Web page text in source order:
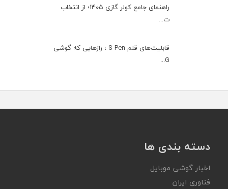
راهنمای جامع کولر گازی ۱۴۰۵؛ از انتخاب
ت...
قابلیت‌های قلم S Pen ؛ رازهایی که گوشی
G...
دسته بندی ها
اخبار گوشی موبایل
فناوری ایران